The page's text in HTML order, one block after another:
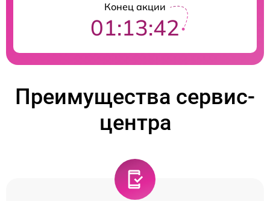
Конец акции
01:13:42
Преимущества сервис-
центра